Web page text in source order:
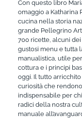
Con questo libro
omaggio a Katharina
cucina nella storia
grande Pellegrino
700 ricette, alcuni
gustosi menu e tutta
manualistica, utile
cottura e i principi
oggi. Il tutto
curiosità che
indispensabile per
radici della nostra
manuale